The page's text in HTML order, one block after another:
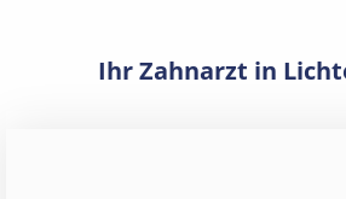
Ihr Zahnarzt in